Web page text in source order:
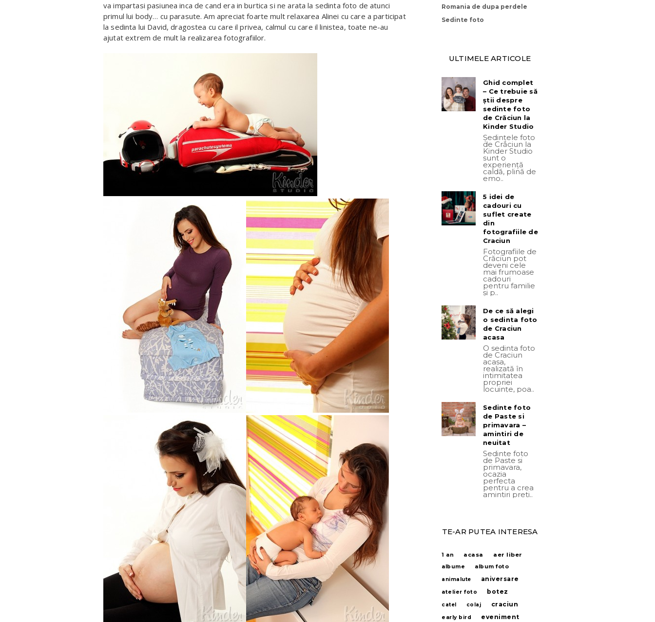
va impartasi pasiunea inca de cand era in burtica si ne arata la sedinta foto de atunci
primul lui body… cu parasute. Am apreciat foarte mult relaxarea Alinei cu care a participat
la sedinta lui David, dragostea cu care il privea, calmul cu care il linistea, toate ne-au
ajutat extrem de mult la realizarea fotografiilor.
Romania de dupa perdele
Sedinte foto
ULTIMELE ARTICOLE
Ghid complet
– Ce trebuie să
știi despre
sedinte foto
de Crăciun la
Kinder Studio
Ședințele foto
de Crăciun la
Kinder Studio
sunt o
experiență
caldă, plină de
emo..
5 idei de
cadouri cu
suflet create
din
fotografiile de
Craciun
Fotografiile de
Crăciun pot
deveni cele
mai frumoase
cadouri
pentru familie
și p..
De ce să alegi
o sedinta foto
de Craciun
acasa
O sedinta foto
de Craciun
acasa,
realizată în
intimitatea
propriei
locuințe, poa..
Sedinte foto
de Paste si
primavara –
amintiri de
neuitat
Sedinte foto
de Paste si
primavara,
ocazia
perfecta
pentru a crea
amintiri preti..
TE-AR PUTEA INTERESA
1 an acasa aer liber
albume
album foto
animalute
aniversare
atelier foto botez
catel colaj craciun
early bird
eveniment